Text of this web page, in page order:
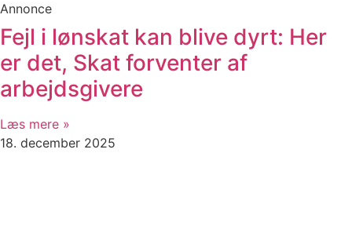
Annonce
Fejl i lønskat kan blive dyrt: Her
er det, Skat forventer af
arbejdsgivere
Læs mere »
18. december 2025